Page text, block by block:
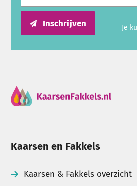
Inschrijven Je
Kaarsen en Fakkels
Kaarsen & Fakkels overzicht